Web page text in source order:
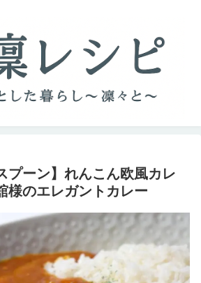
プーン】れんこん欧風カレ
様のエレガントカレー